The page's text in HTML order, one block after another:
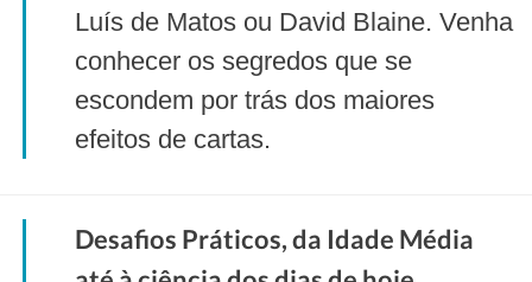
Luís de Matos ou David Blaine. Venha
conhecer os segredos que se
escondem por trás dos maiores
efeitos de cartas.
Desafios Práticos, da Idade Média